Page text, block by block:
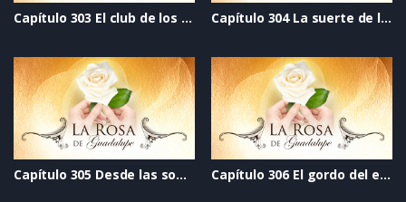
Capítulo 303 El club de los no abortados Capítulo 304 La suerte de la fea a las inteligentes nos vale gorro
Capítulo 305 Desde las sombras Capítulo 306 El gordo del espejo